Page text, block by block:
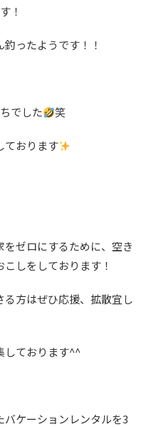
！
ったようです！！
でした 笑
ております
ゼロにするために、空き
しをしております！
方はぜひ応援、拡散宜し
しております^^
バケーションレンタルを3